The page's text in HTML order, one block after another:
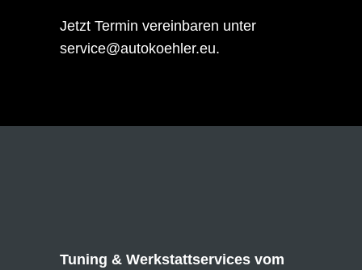
Jetzt Termin vereinbaren unter
service@autokoehler.eu.
Tuning & Werkstattservices vom